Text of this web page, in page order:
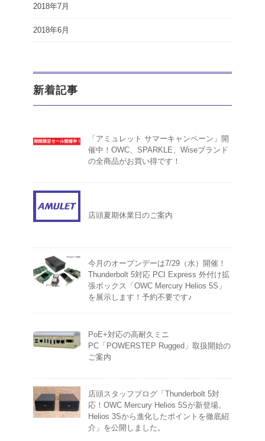
2018年7月
2018年6月
新着記事
「アミュレット サマーキャンペーン」開
催中！OWC、SPARKLE、Wiseブランド
の全商品がお買い得です！
店頭夏期休業日のご案内
今月のオープンデーは7/29（水）開催！
Thunderbolt 5対応 PCI Express 外付け拡
張ボックス「OWC Mercury Helios 5S」
を展示します！予約不要です♪
PoE+対応の高耐久ミニ
PC「POWERSTEP Rugged」取扱開始の
ご案内
店頭スタッフブログ「Thunderbolt 5対
応！OWC Mercury Helios 5Sが新登場。
Helios 3Sから進化したポイントを徹底紹
介」を公開しました。